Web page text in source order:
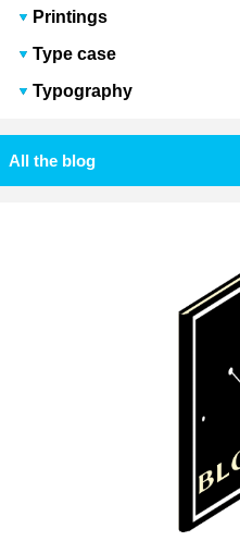
Printings
Type case
Typography
All the blog